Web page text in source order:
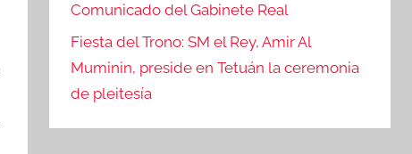
Comunicado del Gabinete Real
Fiesta del Trono: SM el Rey, Amir Al
Muminin, preside en Tetuán la ceremonia
de pleitesía